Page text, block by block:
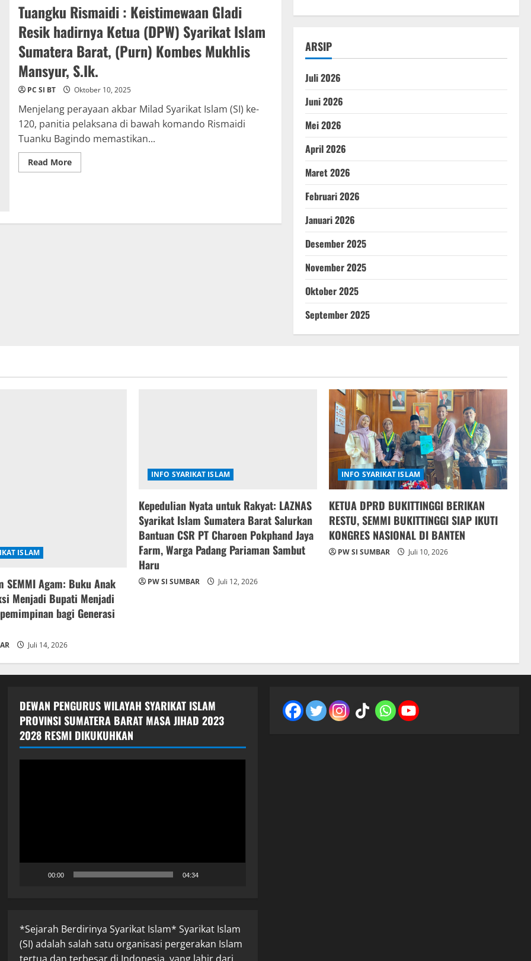
Tuangku Rismaidi : Keistimewaan Gladi
Resik hadirnya Ketua (DPW) Syarikat Islam
Sumatera Barat, (Purn) Kombes Mukhlis
Mansyur, S.Ik.
PC SI BT Oktober 10, 2025
​Menjelang perayaan akbar Milad Syarikat Islam (SI) ke-
120, panitia pelaksana di bawah komando Rismaidi
Tuanku Bagindo memastikan...
Read MoreRead
more
ARSIP
Juli 2026
Juni 2026
Mei 2026
April 2026
Maret 2026
Februari 2026
Januari 2026
Desember 2025
November 2025
Oktober 2025
September 2025
ISLAM
SEMMI Agam: Buku Anak
Menjadi Bupati Menjadi
bagi Generasi
Juli 14, 2026
INFO SYARIKAT ISLAM
Kepedulian Nyata untuk Rakyat: LAZNAS
Syarikat Islam Sumatera Barat Salurkan
Bantuan CSR PT Charoen Pokphand Jaya
Farm, Warga Padang Pariaman Sambut
Haru
PW SI SUMBAR Juli 12, 2026
INFO SYARIKAT ISLAM
KETUA DPRD BUKITTINGGI BERIKAN
RESTU, SEMMI BUKITTINGGI SIAP IKUTI
KONGRES NASIONAL DI BANTEN
PW SI SUMBAR Juli 10, 2026
DEWAN PENGURUS WILAYAH SYARIKAT ISLAM
PROVINSI SUMATERA BARAT MASA JIHAD 2023
2028 RESMI DIKUKUHKAN
00:00 04:34
*Sejarah Berdirinya Syarikat Islam* Syarikat Islam
(SI) adalah salah satu organisasi pergerakan Islam